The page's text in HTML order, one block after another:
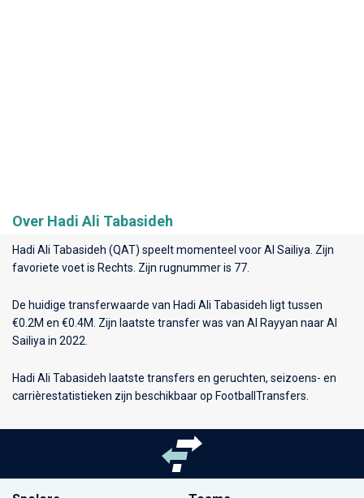
Over Hadi Ali Tabasideh
Hadi Ali Tabasideh (QAT) speelt momenteel voorAl Sailiya . Zijn
favoriete voet is Rechts. Zijn rugnummer is 77.
De huidige transferwaarde van Hadi Ali Tabasideh ligt tussen
€0.2M en €0.4M. Zijn laatste transfer was van Al Rayyan naar Al
Sailiya in 2022.
Hadi Ali Tabasideh laatste transfers en geruchten, seizoens- en
carrièrestatistieken zijn beschikbaar op FootballTransfers.